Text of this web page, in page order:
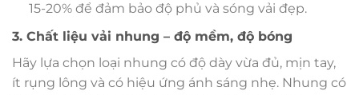
15-20% để đảm bảo độ phủ và sóng vải đẹp.
3. Chất liệu vải nhung – độ mềm, độ bóng
Hãy lựa chọn loại nhung có độ dày vừa đủ, mịn tay,
ít rụng lông và có hiệu ứng ánh sáng nhẹ. Nhung có